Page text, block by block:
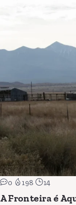
0 198 14
A Fronteira é